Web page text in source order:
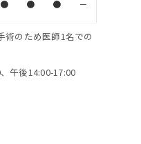
● ● ● －
のため医師1名での
午後14:00-17:00